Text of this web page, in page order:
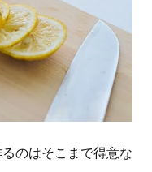
のはそこまで得意な